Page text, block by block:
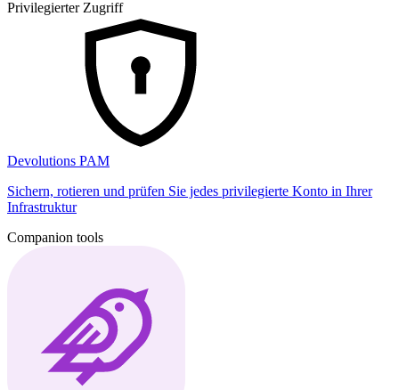
Privilegierter Zugriff
Devolutions PAM
Sichern, rotieren und prüfen Sie jedes privilegierte Konto in Ihrer
Infrastruktur
Companion tools